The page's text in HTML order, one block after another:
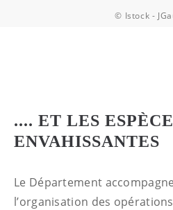
© Istock -
.... ET LES
ENVAHISSANTES
Le Département
l’organisation des